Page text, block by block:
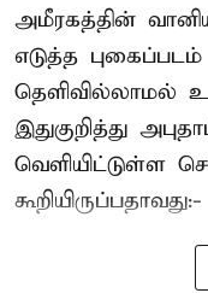
அமீரகத்தின்
எடுத்த
தெளிவில்லாமல்
இதுகுறித்து
வெளியிட்டுள்ள
கூறியிருப்பதாவது:-